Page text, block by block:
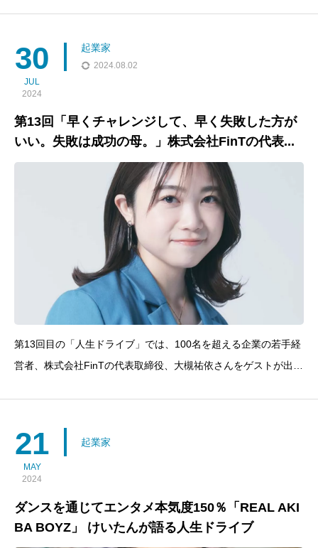
ます。番組では、廣津留さんの幼少期からの音楽経験、ハ
30
JUL
2024
起業家
2024.08.02
第13回「早くチャレンジして、早く失敗した方が
いい。失敗は成功の母。」株式会社FinTの代表...
第13回目の「人生ドライブ」では、100名を超える企業の若手経
営者、株式会社FinTの代表取締役、大槻祐依さんをゲストが出
んだ貴重な経験を通じて、起業家としての成功への道を探り
21
MAY
2024
起業家
ダンスを通じてエンタメ本気度150％「REAL AKI
BA BOYZ」 けいたんが語る人生ドライブ